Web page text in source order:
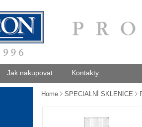
Jak nakupovat Kontakty
Home SPECIALNÍ SKLENICE